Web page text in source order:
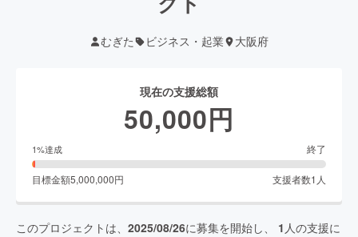
むぎた ビジネス・起業 大阪府
現在の支援総額
50,000円
1%達成 終了
目標金額5,000,000円 支援者数1 人
このプロジェクトは、 2025/08/26に募集を開始し、 1 人の支援に